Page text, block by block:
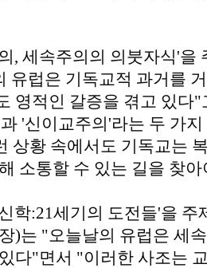
, 세속주의의 의붓자식'을
유럽은 기독교적 과거를
영적인 갈증을 겪고 있다
'신이교주의'라는 두 가
상황 속에서도 기독교는
소통할 수 있는 길을 찾
학:21세기의 도전들'을
)는 "오늘날의 유럽은 세
다"면서 "이러한 사조는